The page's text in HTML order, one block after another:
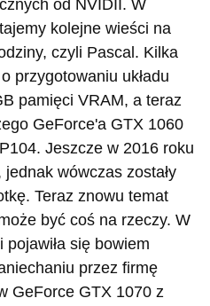
od NVIDII. W
kolejne wieści na
czyli Pascal. Kilka
przygotowaniu układu
pamięci VRAM, a teraz
GeForce'a GTX 1060
Jeszcze w 2016 roku
wówczas zostały
Teraz znowu temat
być coś na rzeczy. W
się bowiem
przez firmę
GeForce GTX 1070 z